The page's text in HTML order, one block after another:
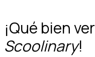
¡Qué bien
Scoolinary!